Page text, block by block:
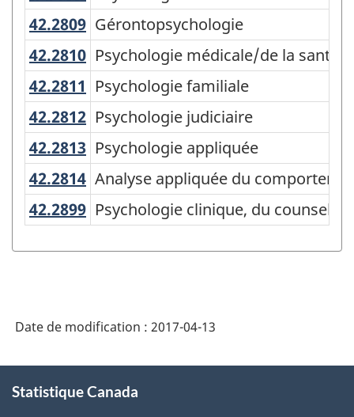
Structure
de
la
classification
42.2809 Gérontopsychologie
Gérontopsychologie
42.2810 Psychologie médicale/de la santé
Psychologie médicale/de la santé
42.2811 Psychologie familiale
Psychologie familiale
42.2812 Psychologie judiciaire
Psychologie judiciaire
42.2813 Psychologie appliquée
Psychologie appliquée
42.2814 Analyse appliquée du
Analyse appliquée du
42.2899 Psychologie clinique, du
Psychologie clinique, du
Date de modification : 2017-04-13
propos
Statistique Canada